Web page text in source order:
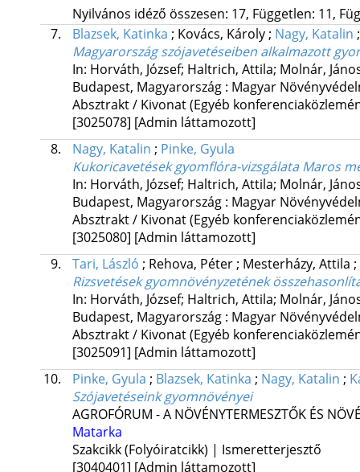
Nyilvános idéző összesen: 17, Független: 11,
7.
Blazsek, Katinka ; Kovács, Károly; Nagy, Katalin
Magyarország szójavetéseiben alkalmazott
In: Horváth, József; Haltrich, Attila; Molnár,
Budapest, Magyarország : Magyar
Absztrakt / Kivonat (Egyéb
[3025078] [Admin láttamozott]
8.
Nagy, Katalin ; Pinke, Gyula
Kukoricavetések gyomflóra-vizsgálata Maros
In: Horváth, József; Haltrich, Attila; Molnár,
Budapest, Magyarország : Magyar
Absztrakt / Kivonat (Egyéb
[3025080] [Admin láttamozott]
9.
Tari, László ; Rehova, Péter; Mesterházy, Attila ;
Rizsvetések gyomnövényzetének
In: Horváth, József; Haltrich, Attila; Molnár,
Budapest, Magyarország : Magyar
Absztrakt / Kivonat (Egyéb
[3025091] [Admin láttamozott]
10.
Pinke, Gyula ; Blazsek, Katinka ; Nagy, Katalin ;
Szójavetéseink gyomnövényei
AGROFÓRUM - A NÖVÉNYTERMESZTŐK ÉS
Matarka
Szakcikk (Folyóiratcikk) | Ismeretterjesztő
[3040401] [Admin láttamozott]